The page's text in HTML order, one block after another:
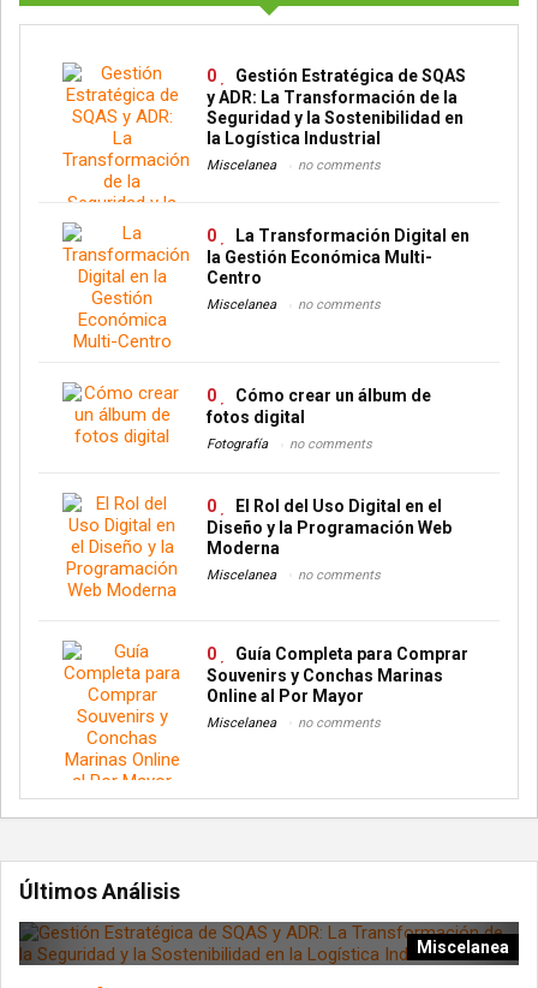
0
Gestión Estratégica de SQAS
y ADR: La Transformación de la
Seguridad y la Sostenibilidad en
la Logística Industrial
Miscelanea no comments
0
La Transformación Digital en
la Gestión Económica Multi-
Centro
Miscelanea no comments
0
Cómo crear un álbum de
fotos digital
Fotografía no comments
0
El Rol del Uso Digital en el
Diseño y la Programación Web
Moderna
Miscelanea no comments
0
Guía Completa para Comprar
Souvenirs y Conchas Marinas
Online al Por Mayor
Miscelanea no comments
Últimos Análisis
Miscelanea